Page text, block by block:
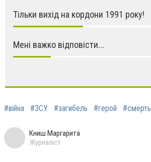
Тільки вихід на кордони 1991 року!
Мені важко відповісти...
#війна #ЗСУ #загибель #герой #смерть
Книш Маргарита
Журналіст